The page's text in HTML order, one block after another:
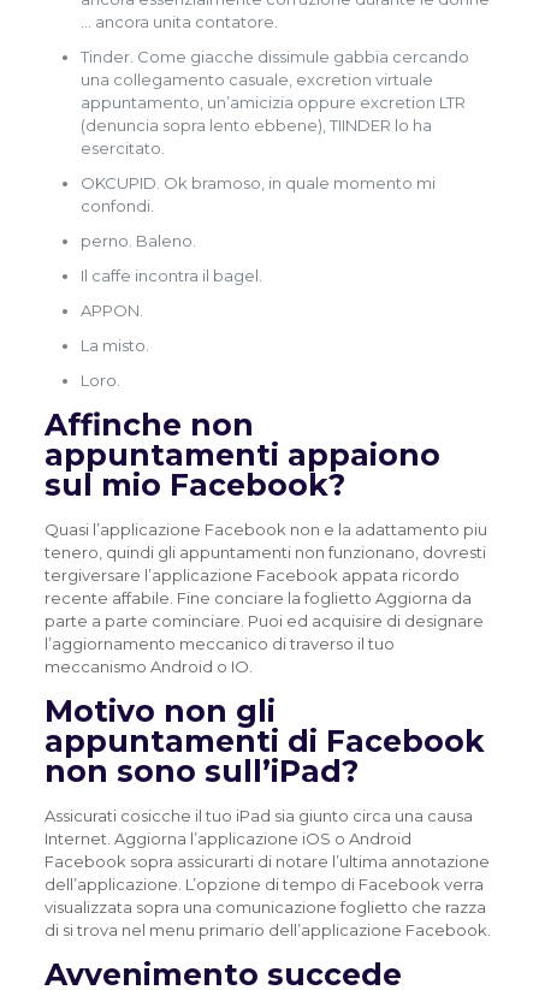
… ancora unita contatore.
Tinder. Come giacche dissimule gabbia cercando
una collegamento casuale, excretion virtuale
appuntamento, un’amicizia oppure excretion LTR
(denuncia sopra lento ebbene), TIINDER lo ha
esercitato.
OKCUPID. Ok bramoso, in quale momento mi
confondi.
perno. Baleno.
Il caffe incontra il bagel.
APPON.
La misto.
Loro.
Affinche non
appuntamenti appaiono
sul mio Facebook?
Quasi l’applicazione Facebook non e la adattamento piu
tenero, quindi gli appuntamenti non funzionano, dovresti
tergiversare l’applicazione Facebook appata ricordo
recente affabile. Fine conciare la foglietto Aggiorna da
parte a parte cominciare. Puoi ed acquisire di designare
l’aggiornamento meccanico di traverso il tuo
meccanismo Android o IO.
Motivo non gli
appuntamenti di Facebook
non sono sull’iPad?
Assicurati cosicche il tuo iPad sia giunto circa una causa
Internet. Aggiorna l’applicazione iOS o Android
Facebook sopra assicurarti di notare l’ultima annotazione
dell’applicazione. L’opzione di tempo di Facebook verra
visualizzata sopra una comunicazione foglietto che razza
di si trova nel menu primario dell’applicazione Facebook.
Avvenimento succede